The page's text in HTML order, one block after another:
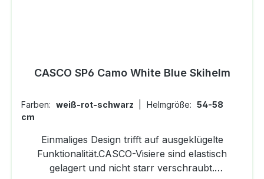
CASCO SP6 Camo White Blue Skihelm
Farben: weiß-rot-schwarz Helmgröße: 54-58
cm
Einmaliges Design trifft auf ausgeklügelte
Funktionalität.CASCO-Visiere sind elastisch
gelagert und nicht starr verschraubt.